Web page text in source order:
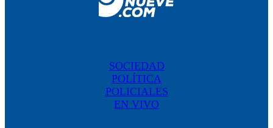
SOCIEDAD
POLÍTICA
POLICIALES
EN VIVO